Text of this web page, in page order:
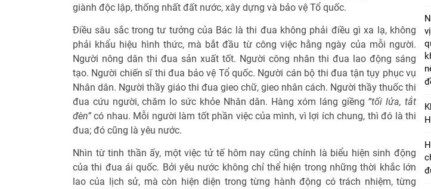
giành độc lập, thống nhất đất nước, xây dựng và bảo vệ Tổ quốc.
Điều sâu sắc trong tư tưởng của Bác là thi đua không phải điều gì xa lạ, không
phải khẩu hiệu hình thức, mà bắt đầu từ công việc hằng ngày của mỗi người.
Người nông dân thi đua sản xuất tốt. Người công nhân thi đua lao động sáng
tạo. Người chiến sĩ thi đua bảo vệ Tổ quốc. Người cán bộ thi đua tận tụy phục vụ
Nhân dân. Người thầy giáo thi đua gieo chữ, gieo nhân cách. Người thầy thuốc thi
đua cứu người, chăm lo sức khỏe Nhân dân. Hàng xóm láng giềng “tối lửa, tắt
đèn” có nhau. Mỗi người làm tốt phần việc của mình, vì lợi ích chung, thì đó là thi
đua; đó cũng là yêu nước.
Nhìn từ tinh thần ấy, một việc tử tế hôm nay cũng chính là biểu hiện sinh động
của thi đua ái quốc. Bởi yêu nước không chỉ thể hiện trong những thời khắc lớn
lao của lịch sử, mà còn hiện diện trong từng hành động có trách nhiệm, từng